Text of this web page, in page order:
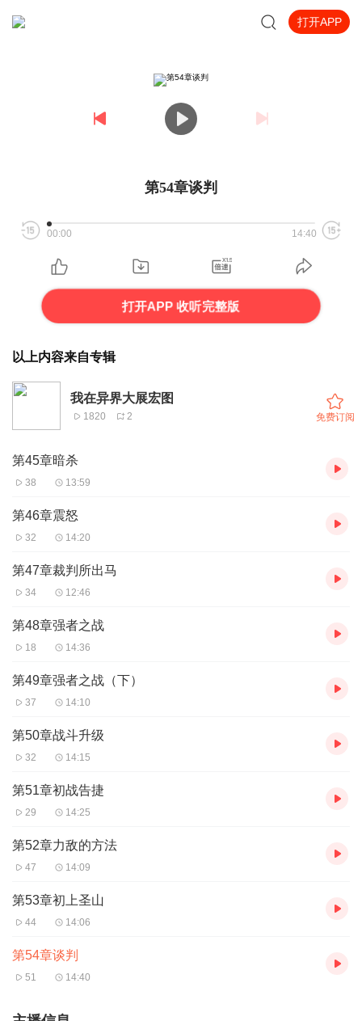
打开APP
第54章谈判
00:00 14:40
打开APP 收听完整版
以上内容来自专辑
我在异界大展宏图
1820 2 免费订阅
第45章暗杀
38 13:59
第46章震怒
32 14:20
第47章裁判所出马
34 12:46
第48章强者之战
18 14:36
第49章强者之战（下）
37 14:10
第50章战斗升级
32 14:15
第51章初战告捷
29 14:25
第52章力敌的方法
47 14:09
第53章初上圣山
44 14:06
第54章谈判
51 14:40